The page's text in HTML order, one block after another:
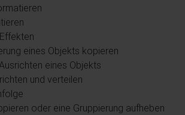
eines Objekts kopieren
eines Objekts
und verteilen
oder eine Gruppierung aufheben